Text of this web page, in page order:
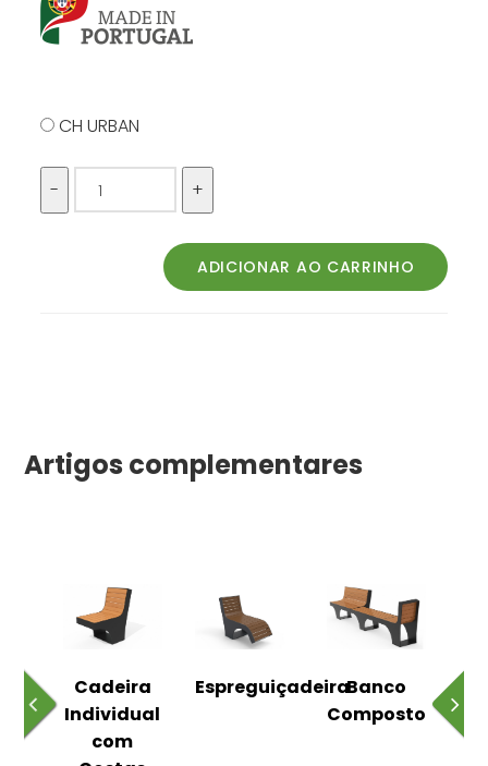
CH URBAN
Artigos complementares
Cadeira
Individual
com
EspreguiçadeiraBanco
Composto